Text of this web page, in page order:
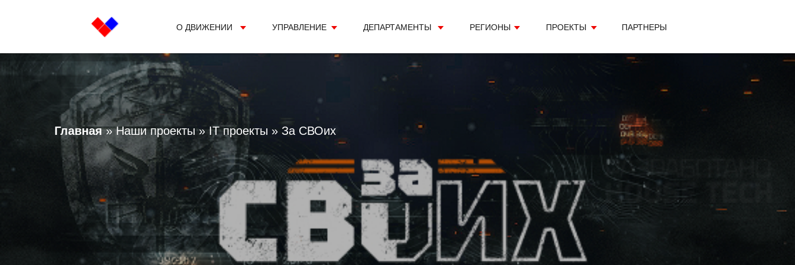
О ДВИЖЕНИИ ДЕПАРТАМЕНТЫ РЕГИОНЫ ПРОЕКТЫ ПАРТНЕРЫ
УПРАВЛЕНИЕ
Главная»Наши проекты»IT проекты » За СВОих